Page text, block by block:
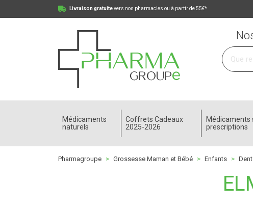
Livraison gratuitevers nos pharmacies ou à partir de 55€*
Pharmagroupe Votre pharmacie en ligne à votre
Médicaments
naturels
Coffrets Cadeaux
2025-2026
Médicaments
prescriptions
Pharmagroupe Grossesse Maman et Bébé Enfants